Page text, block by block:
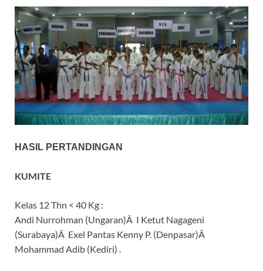
HASIL PERTANDINGAN
KUMITE
Kelas 12 Thn < 40 Kg :
Andi Nurrohman (Ungaran)Â I Ketut Nagageni
(Surabaya)Â Exel Pantas Kenny P. (Denpasar)Â
Mohammad Adib (Kediri) .